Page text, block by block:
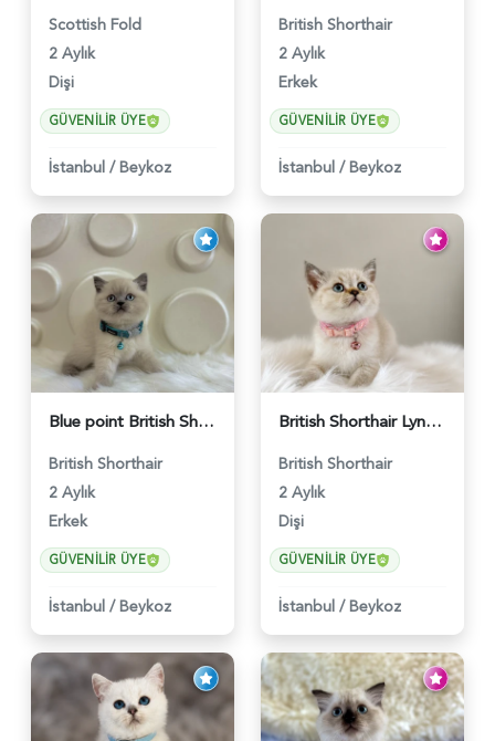
Scottish Fold
2 Aylık
Dişi
GÜVENILIR ÜYE
İstanbul / Beykoz
British Shorthair
2 Aylık
Erkek
GÜVENILIR ÜYE
İstanbul / Beykoz
Blue point British Shorthair Kedim 2 Aylık - 4132
British Shorthair
2 Aylık
Erkek
GÜVENILIR ÜYE
İstanbul / Beykoz
British Shorthair Lynx Point Dişi Yavrumuz Yuva Arıyor - 5148
British Shorthair
2 Aylık
Dişi
GÜVENILIR ÜYE
İstanbul / Beykoz